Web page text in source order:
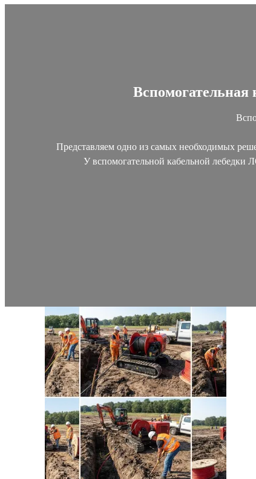
Вспомогательная
Представляем одно из самых необходимых
У вспомогательной кабельной лебедки